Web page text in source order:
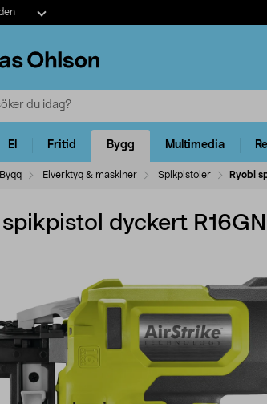
El Fritid Bygg Multimedia
Bygg Elverktyg & maskiner Spikpistoler Ryobi
spikpistol dyckert